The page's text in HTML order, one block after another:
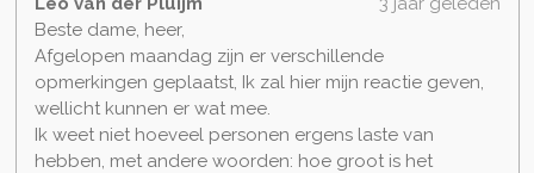
Beste dame, heer,
Afgelopen maandag zijn er verschillende
opmerkingen geplaatst, Ik zal hier mijn reactie geven,
wellicht kunnen er wat mee.
Ik weet niet hoeveel personen ergens laste van
hebben, met andere woorden: hoe groot is het